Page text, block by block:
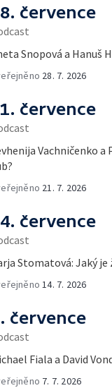
července
Snopová a Hanuš
28. 7. 2026
července
Vachničenko
21. 7. 2026
července
Stomatová: Jaký
14. 7. 2026
července
Fiala a David
7. 7. 2026